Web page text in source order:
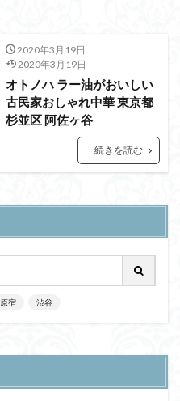
2020年3月19日
2020年3月19日
オトノハ ラー油がおいしい
古民家おしゃれ中華 東京都
杉並区 阿佐ヶ谷
続きを読む
原宿 渋谷